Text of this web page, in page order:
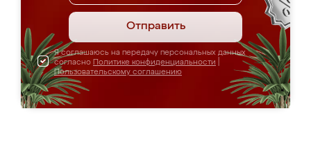
Отправить
Я соглашаюсь на передачу персональных данных
согласно Политике конфиденциальности
Пользовательскому соглашению